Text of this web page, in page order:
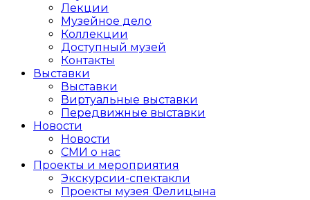
Лекции
Музейное дело
Коллекции
Доступный музей
Контакты
Выставки
Выставки
Виртуальные выставки
Передвижные выставки
Новости
Новости
СМИ о нас
Проекты и мероприятия
Экскурсии-спектакли
Проекты музея Фелицына